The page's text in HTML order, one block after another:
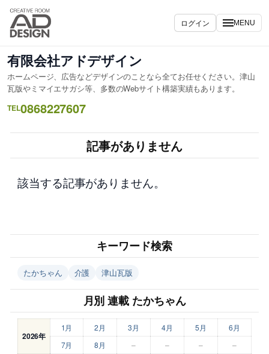
内
を
キ
ッ
プ
ログイン MENU
有限会社アドデザイン
ホームページ、広告などデザインのことなら全てお任せください。津山
瓦版やミマイエサガシ等、多数のWebサイト構築実績もあります。
TEL0868227607
記事がありません
該当する記事がありません。
キーワード検索
たかちゃん 介護 津山瓦版
月別 連載 たかちゃん
2026年
1月 2月 3月 4月 5月
6月
7月
8月 – – – –